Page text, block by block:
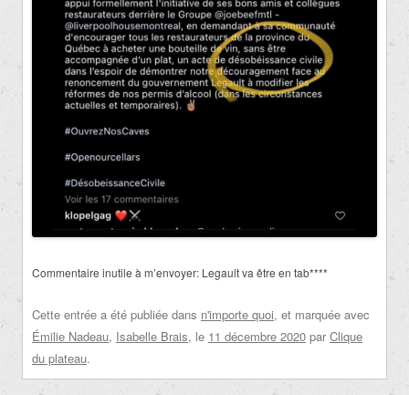
Commentaire inutile à m’envoyer: Legault va être en tab****
Cette entrée a été publiée dans n'importe quoi, et marquée avec
Émilie Nadeau, Isabelle Brais, le 11 décembre 2020 par Clique
du plateau.